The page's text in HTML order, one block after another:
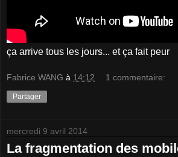
ça arrive tous les jours... et ça fait peur
Fabrice WANG à 14:12 1 commentaire:
Partager
mercredi 9 avril 2014
La fragmentation des